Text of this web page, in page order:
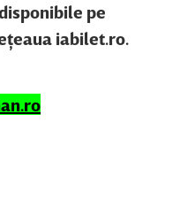
pe
iabilet.ro.